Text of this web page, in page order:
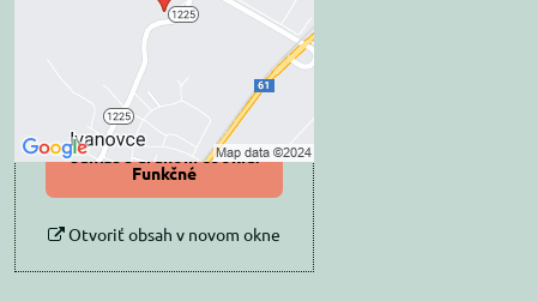
Prajete si načítať externý obsah?
Povoliť tentokrát
Povoliť a zapamätať -
súhlas s druhom cookie:
Funkčné
Otvoriť obsah v novom okne